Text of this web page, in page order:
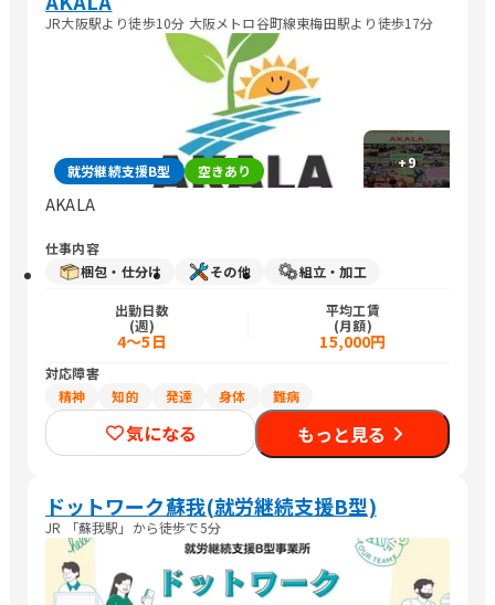
JR大阪駅より徒歩10分 大阪メトロ谷町線東梅田駅より徒歩17分
+9
就労継続支援B型 空きあり
AKALA
仕事内容
梱包・仕分け
その他 組立・加工
出勤日数
(週)
4～5日
平均工賃
(月額)
15,000円
対応障害
精神
知的 発達 身体 難病
気になる もっと見る
ドットワーク蘇我(就労継続支援B型)
JR 「蘇我駅」から徒歩で5分